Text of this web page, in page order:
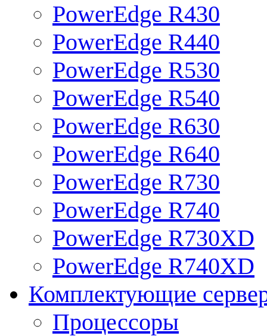
PowerEdge R430
PowerEdge R440
PowerEdge R530
PowerEdge R540
PowerEdge R630
PowerEdge R640
PowerEdge R730
PowerEdge R740
PowerEdge R730XD
PowerEdge R740XD
Комплектующие
Процессоры